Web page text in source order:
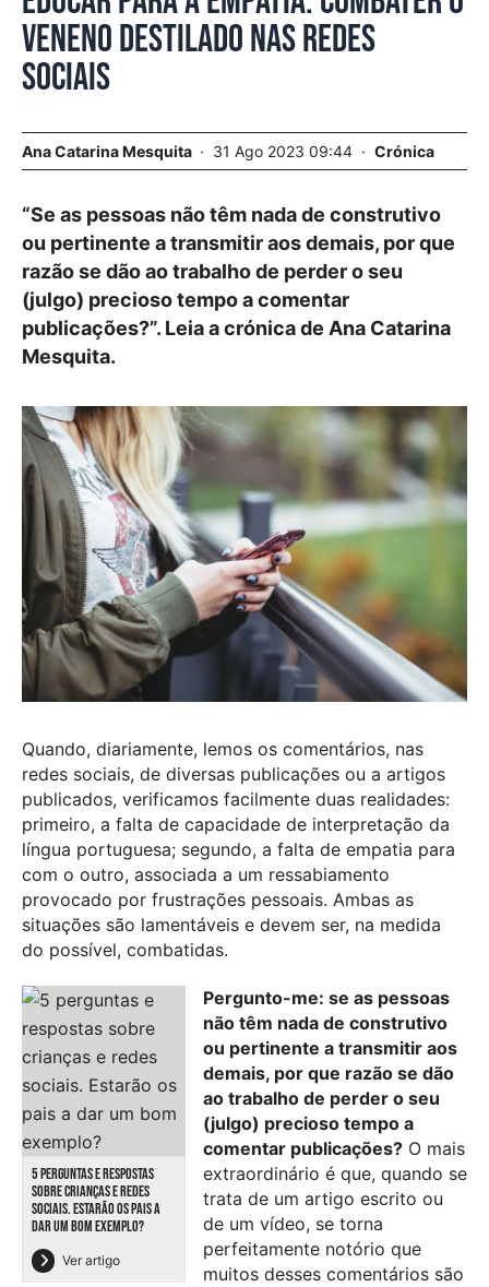
veneno destilado nas redes
sociais
Ana Catarina Mesquita 31 Ago 2023 09:44 Crónica
“Se as pessoas não têm nada de construtivo
ou pertinente a transmitir aos demais, por que
razão se dão ao trabalho de perder o seu
(julgo) precioso tempo a comentar
publicações?”. Leia a crónica de Ana Catarina
Mesquita.
Quando, diariamente, lemos os comentários, nas
redes sociais, de diversas publicações ou a artigos
publicados, verificamos facilmente duas realidades:
primeiro, a falta de capacidade de interpretação da
língua portuguesa; segundo, a falta de empatia para
com o outro, associada a um ressabiamento
provocado por frustrações pessoais. Ambas as
situações são lamentáveis e devem ser, na medida
do possível, combatidas.
5 PERGUNTAS E RESPOSTAS
SOBRE CRIANÇAS E REDES
SOCIAIS. ESTARÃO OS PAIS A
DAR UM BOM EXEMPLO?
Ver artigo
Pergunto-me: se as pessoas
não têm nada de construtivo
ou pertinente a transmitir aos
demais, por que razão se dão
ao trabalho de perder o seu
(julgo) precioso tempo a
comentar publicações? O mais
extraordinário é que, quando se
trata de um artigo escrito ou
de um vídeo, se torna
perfeitamente notório que
muitos desses comentários são